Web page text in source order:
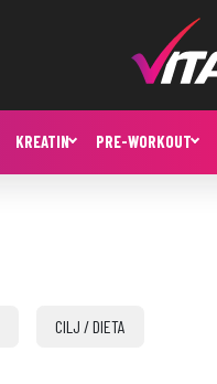
KREATIN PRE-WORKOUT
CILJ / DIETA